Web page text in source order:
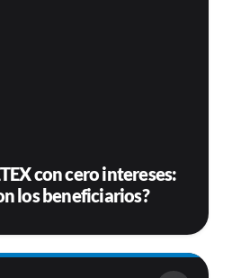
con cero intereses:
los beneficiarios?